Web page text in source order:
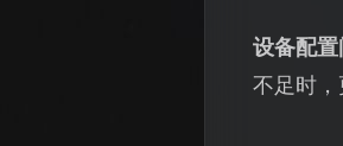
设备配置
不足时，